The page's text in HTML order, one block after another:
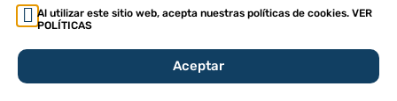
Al utilizar este sitio web, acepta nuestras políticas de cookies. VER
POLÍTICAS
Aceptar